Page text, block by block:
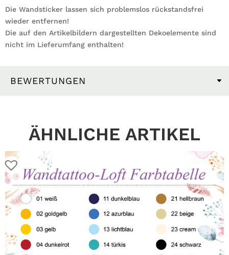
Die Wandsticker lassen sich problemslos rückstandsfrei
wieder entfernen!
Die auf den Artikelbildern dargestellten Dekoelemente sind
nicht im Lieferumfang enthalten!
BEWERTUNGEN
ÄHNLICHE ARTIKEL